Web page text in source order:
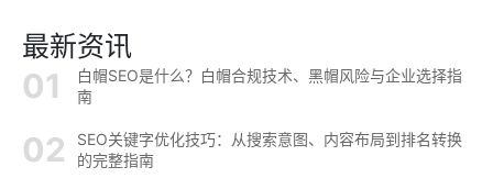
最新资讯
白帽SEO是什么？白帽合规技术、黑帽风险与企业选择指
南
SEO关键字优化技巧：从搜索意图、内容布局到排名转换
的完整指南